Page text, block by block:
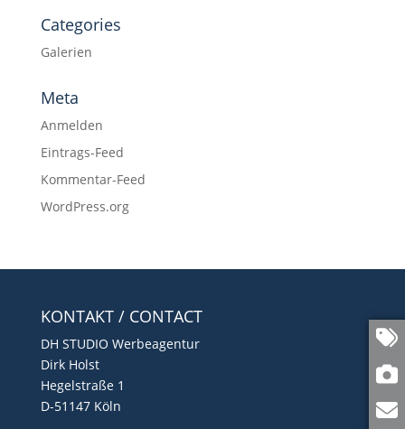
Categories
Galerien
Meta
Anmelden
Eintrags-Feed
Kommentar-Feed
WordPress.org
KONTAKT / CONTACT
DH STUDIO Werbeagentur
Dirk Holst
Hegelstraße 1
D-51147 Köln